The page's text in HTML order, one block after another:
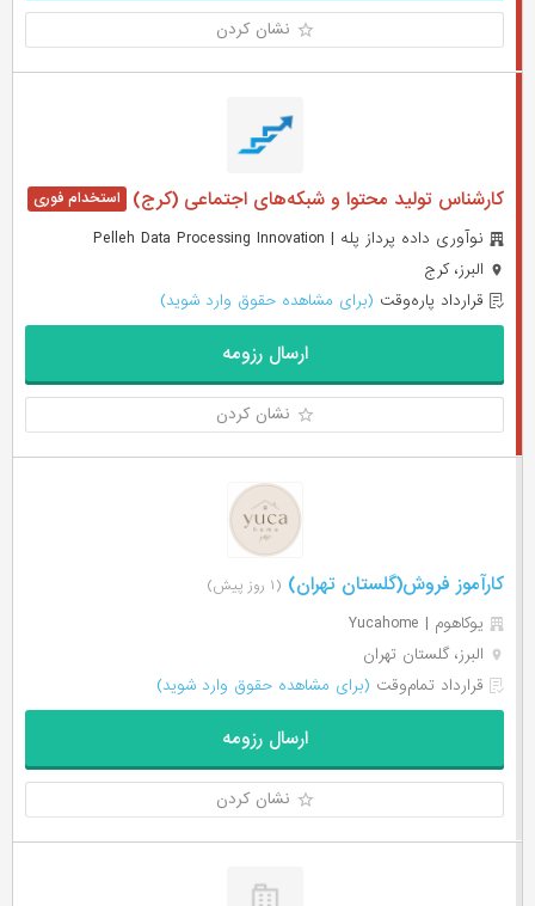
نشان کردن
کارشناس تولید محتوا و شبکه‌های اجتماعی (کرج)
نوآوری داده پرداز پله | Pelleh Data Processing Innovation
البرز، کرج
قرارداد پاره‌وقت (برای مشاهده حقوق وارد شوید)
ارسال رزومه
نشان کردن
کارآموز فروش(گلستان تهران) (۱ روز پیش)
یوکاهوم | Yucahome
البرز، گلستان تهران
قرارداد تمام‌وقت (برای مشاهده حقوق وارد شوید)
ارسال رزومه
نشان کردن